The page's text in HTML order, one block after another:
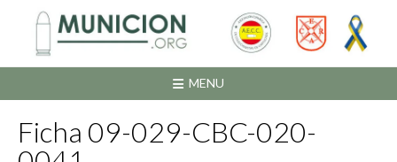
contenido
MENU
Ficha 09-029-CBC-020-